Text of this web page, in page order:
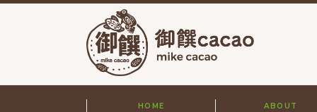
HOME ABOUT